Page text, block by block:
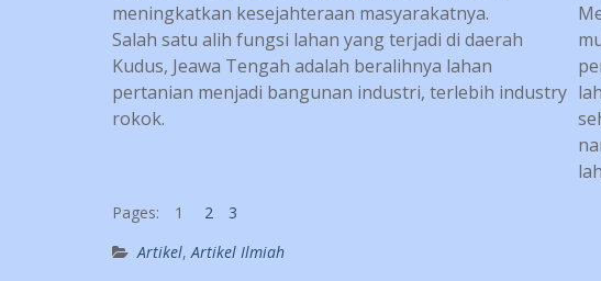
meningkatkan kesejahteraan masyarakatnya.
Salah satu alih fungsi lahan yang terjadi di daerah
Kudus, Jeawa Tengah adalah beralihnya lahan
pertanian menjadi bangunan industri, terlebih industry
rokok.
Pages: 1 2
3
Artikel,Artikel Ilmiah